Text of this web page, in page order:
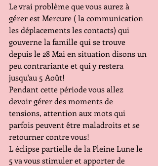
Le vrai problème que vous aurez à
gérer est Mercure ( la communication
les déplacements les contacts) qui
gouverne la famille qui se trouve
depuis le 28 Mai en situation disons un
peu contrariante et qui y restera
jusqu'au 5 Août!
Pendant cette période vous allez
devoir gérer des moments de
tensions, attention aux mots qui
parfois peuvent être maladroits et se
retourner contre vous!
L éclipse partielle de la Pleine Lune le
5 va vous stimuler et apporter de